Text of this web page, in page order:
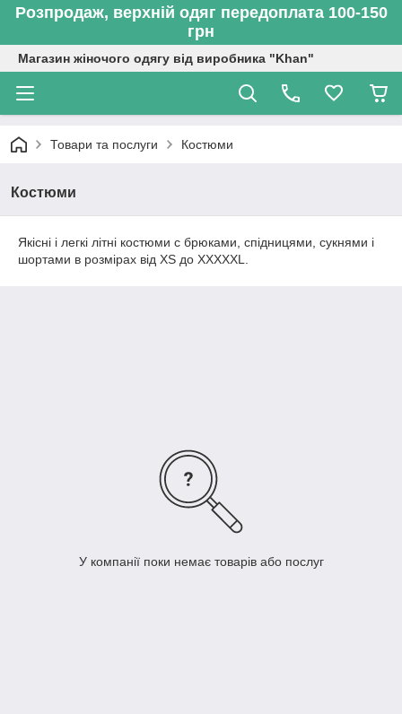
Розпродаж, верхній одяг передоплата 100-150
грн
Магазин жіночого одягу від виробника "Khan"
Товари та послуги Костюми
Костюми
Якісні і легкі літні костюми c брюками, спідницями, сукнями і
шортами в розмірах від XS до XXXXXL.
У компанії поки немає товарів або послуг